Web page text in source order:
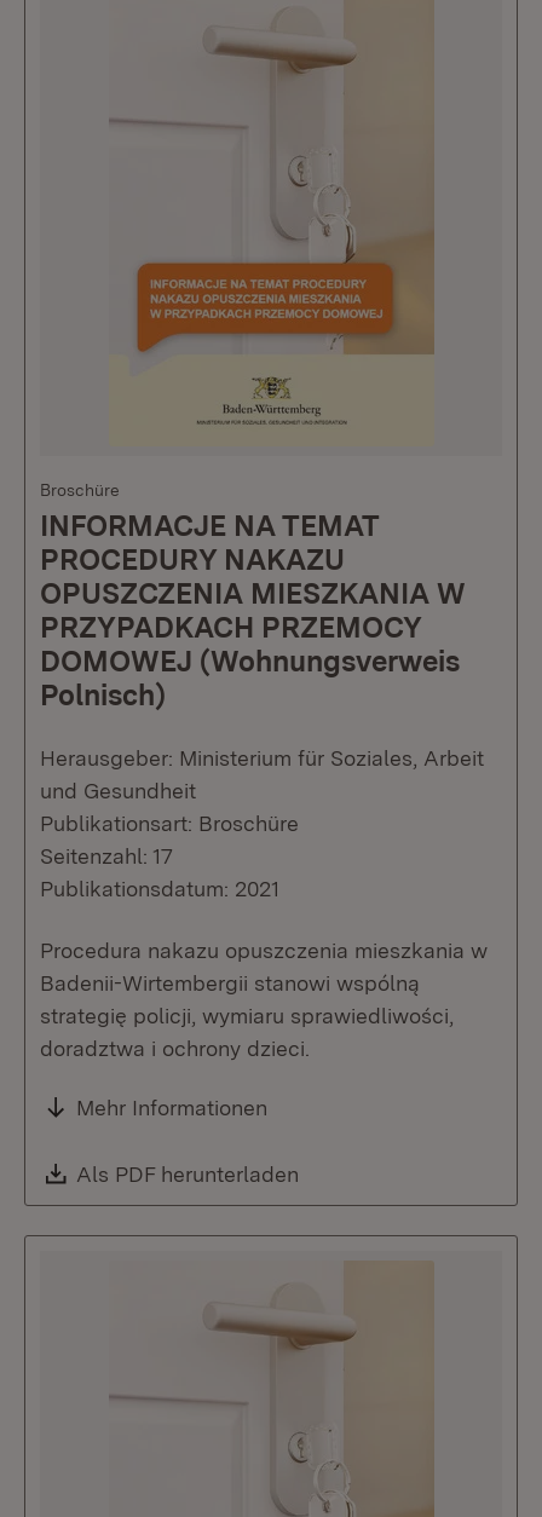
Broschüre
INFORMACJE NA TEMAT
PROCEDURY NAKAZU
OPUSZCZENIA MIESZKANIA W
PRZYPADKACH PRZEMOCY
DOMOWEJ (Wohnungsverweis
Polnisch)
Herausgeber: Ministerium für Soziales, Arbeit
und Gesundheit
Publikationsart: Broschüre
Seitenzahl: 17
Publikationsdatum: 2021
Procedura nakazu opuszczenia mieszkania w
Badenii-Wirtembergii stanowi wspólną
strategię policji, wymiaru sprawiedliwości,
doradztwa i ochrony dzieci.
Mehr Informationen
Download:
Als PDF herunterladen